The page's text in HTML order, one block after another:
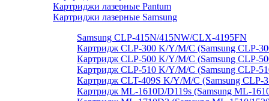
Картриджи лазерные Pantum
Картриджи лазерные Samsung
Samsung CLP-415N/415NW/CLX-4195FN
Картридж CLP-300 K/Y/M/C (Samsung CLP-
Картридж CLP-500 K/Y/M/C (Samsung CLP-
Картридж CLP-510 K/Y/M/C (Samsung CLP-
Картридж CLT-409S K/Y/M/C (Samsung CLP-
Картридж ML-1610D/D119s (Samsung ML-